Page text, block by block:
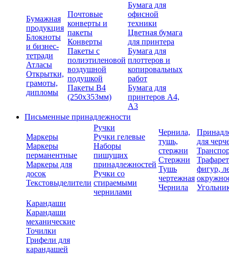
Бумажная
продукция
Блокноты
и бизнес-
тетради
Атласы
Открытки,
грамоты,
дипломы
Почтовые
конверты и
пакеты
Конверты
Пакеты с
полиэтиленовой
воздушной
подушкой
Пакеты В4
(250х353мм)
Бумага для
офисной
техники
Цветная бумага
для принтера
Бумага для
плоттеров и
копировальных
работ
Бумага для
принтеров А4,
А3
Письменные принадлежности
Маркеры
Маркеры
перманентные
Маркеры для
досок
Текстовыделители
Ручки
Ручки гелевые
Наборы
пишущих
принадлежностей
Ручки со
стираемыми
чернилами
Чернила,
тушь,
стержни
Стержни
Тушь
чертежная
Чернила
для
фигур,
Карандаши
Карандаши
механические
Точилки
Грифели для
карандашей